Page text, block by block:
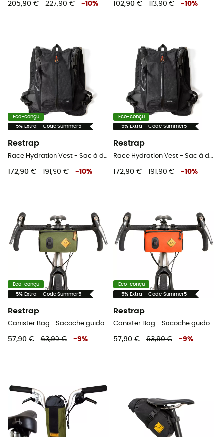
205,90 € 227,90 € -10% 102,90 € 113,90 € -10%
Eco-conçu
-5% Extra - Code Summer5
Restrap
172,90 € 191,90 € -10%
Eco-conçu
-5% Extra - Code Summer5
Restrap
172,90 € 191,90 € -10%
Eco-conçu
-5% Extra - Code Summer5
Restrap
57,90 € 63,90 € -9%
Eco-conçu
-5% Extra - Code Summer5
Restrap
57,90 € 63,90 € -9%